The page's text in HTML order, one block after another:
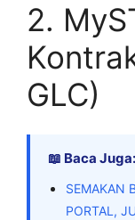
2.
GLC)
📖 Baca Juga:
SEMAKAN
PORTAL,